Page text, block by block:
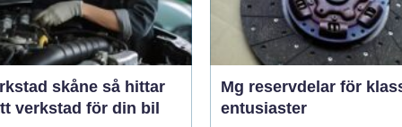
skåne så hittar
verkstad för din bil
Mg reservdelar för
entusiaster